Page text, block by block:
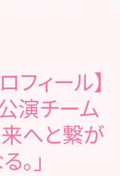
フィール】
演チーム
来へと繋が
。」